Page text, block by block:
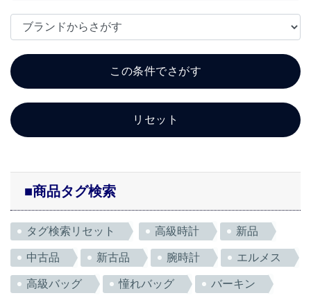
■商品タグ検索
タグ検索リセット 高級時計
新品
中古品
新古品 腕時計
エルメス
高級バッグ
憧れバッグ バーキン